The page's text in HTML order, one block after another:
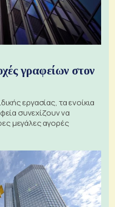
γραφείων στον
εργασίας, τα ενοίκια
συνεχίζουν να
μεγάλες αγορές